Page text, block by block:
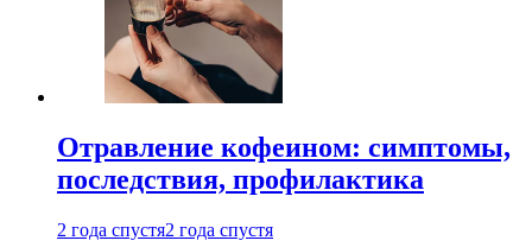
Отравление кофеином: симптомы,
последствия, профилактика
2 года спустя2 года спустя